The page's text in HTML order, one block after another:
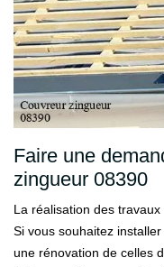
Faire une
zingueur 08390
La réalisation des
Si vous souhaitez
une rénovation de celles